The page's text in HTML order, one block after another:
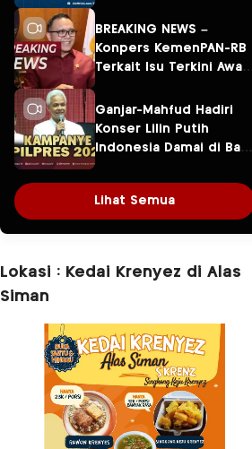
Pilpres 2024
BREAKING NEWS –
Konpers KemenPAN-RB
Terkait Isu Terkini Awal
Ganjar-Mahfud Hadiri
Konser Lilin Putih
Indonesia Damai di Balai
Lihat Semua
Lokasi : Kedai Krenyez di Alas
Siman